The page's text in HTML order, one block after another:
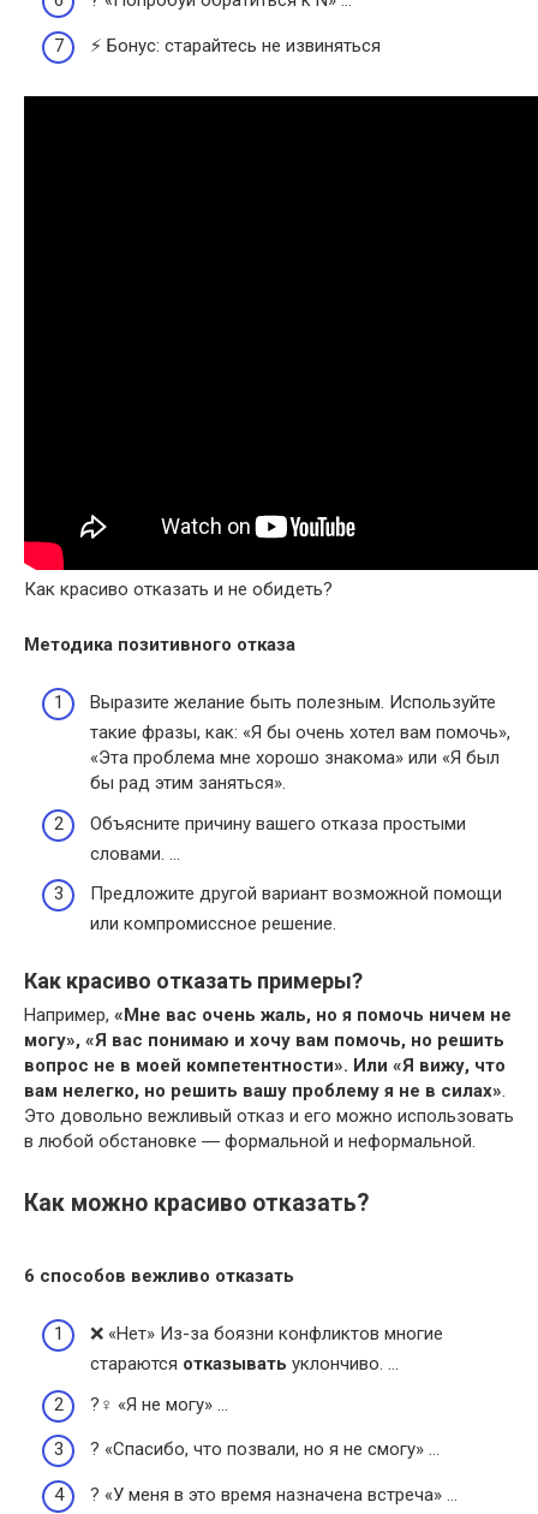
⚡️ Бонус: старайтесь не извиняться
Как красиво отказать и не обидеть?
Методика позитивного отказа
Выразите желание быть полезным. Используйте
такие фразы, как: «Я бы очень хотел вам помочь»,
«Эта проблема мне хорошо знакома» или «Я был
бы рад этим заняться».
Объясните причину вашего отказа простыми
словами. …
Предложите другой вариант возможной помощи
или компромиссное решение.
Как красиво отказать примеры?
Например, «Мне вас очень жаль, но я помочь ничем не
могу», «Я вас понимаю и хочу вам помочь, но решить
вопрос не в моей компетентности». Или «Я вижу, что
вам нелегко, но решить вашу проблему я не в силах».
Это довольно вежливый отказ и его можно использовать
в любой обстановке ― формальной и неформальной.
Как можно красиво отказать?
6 способов вежливо отказать
❌ «Нет» Из-за боязни конфликтов многие
стараются отказывать уклончиво. …
?‍♀️ «Я не могу» …
? «Спасибо, что позвали, но я не смогу» …
? «У меня в это время назначена встреча» …